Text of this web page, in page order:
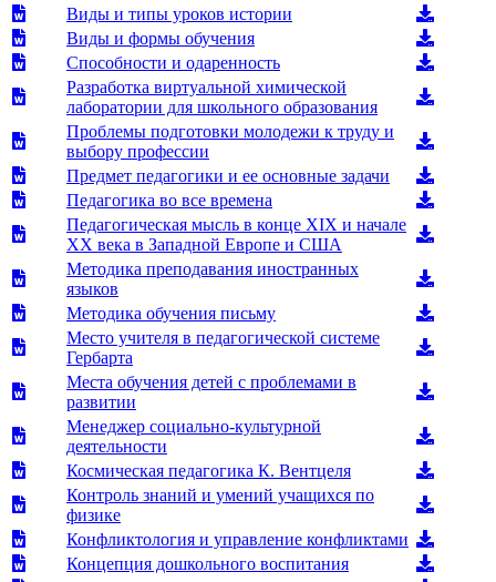
Виды и типы уроков истории
Виды и формы обучения
Способности и одаренность
Разработка виртуальной химической
лаборатории для школьного образования
Проблемы подготовки молодежи к труду и
выбору профессии
Предмет педагогики и ее основные задачи
Педагогика во все времена
Педагогическая мысль в конце XIX и начале
XX века в Западной Европе и США
Методика преподавания иностранных
языков
Методика обучения письму
Место учителя в педагогической системе
Гербарта
Места обучения детей с проблемами в
развитии
Менеджер социально-культурной
деятельности
Космическая педагогика К. Вентцеля
Контроль знаний и умений учащихся по
физике
Конфликтология и управление конфликтами
Концепция дошкольного воспитания